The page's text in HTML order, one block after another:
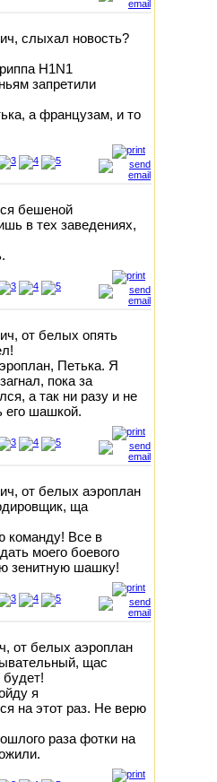
слыхал новость?
Н1N1
запретили
а французам, и то
бешеной
в тех заведениях,
от белых опять
Петька. Я
пока за
а так ни разу и не
его шашкой.
от белых аэроплан
ща
команду! Все в
моего боевого
зенитную шашку!
от белых аэроплан
щас
я
на этот раз. Не верю
раза фотки на